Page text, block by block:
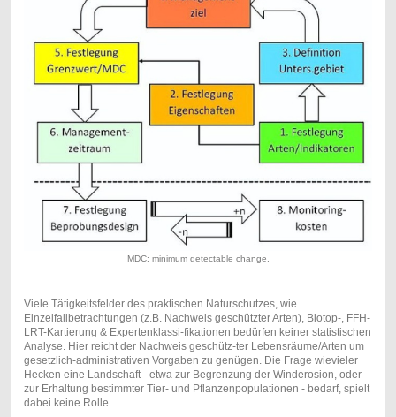
MDC: minimum detectable change.
Viele Tätigkeitsfelder des praktischen Naturschutzes, wie
Einzelfallbetrachtungen (z.B. Nachweis geschützter Arten), Biotop-, FFH-
LRT-Kartierung & Expertenklassi-fikationen bedürfen keinerstatistischen
Analyse. Hier reicht der Nachweis geschütz-ter Lebensräume/Arten um
gesetzlich-administrativen Vorgaben zu genügen. Die Frage wievieler
Hecken eine Landschaft - etwa zur Begrenzung der Winderosion, oder
zur Erhaltung bestimmter Tier- und Pflanzenpopulationen - bedarf, spielt
dabei keine Rolle.